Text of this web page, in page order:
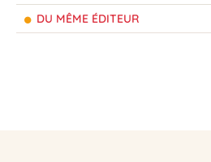
DU MÊME ÉDITEUR